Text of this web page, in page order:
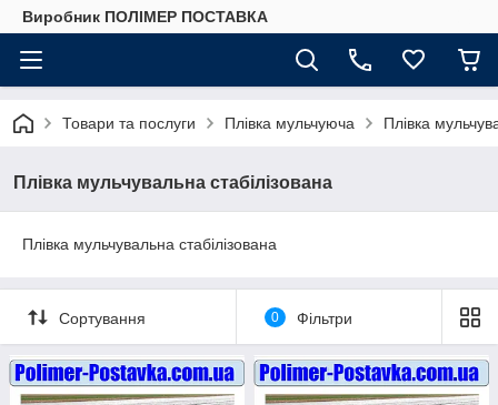
Виробник ПОЛІМЕР ПОСТАВКА
Товари та послуги Плівка мульчуюча Плівка
Плівка мульчувальна стабілізована
Плівка мульчувальна стабілізована
Сортування 0 Фільтри